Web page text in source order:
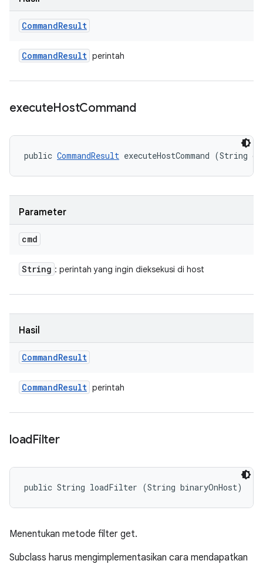
CommandResult
CommandResult perintah
executeHostCommand
public CommandResult executeHostCommand (String
Parameter
cmd
String : perintah yang ingin dieksekusi di host
Hasil
CommandResult
CommandResult perintah
loadFilter
public String loadFilter (String binaryOnHost)
Menentukan metode filter get.
Subclass harus mengimplementasikan cara mendapatkan